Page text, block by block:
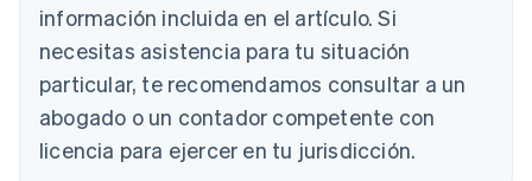
información incluida en el artículo. Si
necesitas asistencia para tu situación
particular, te recomendamos consultar a un
abogado o un contador competente con
licencia para ejercer en tu jurisdicción.
Brasil
Bulgaria
English
Canadá
EnglishFrançais
China continental